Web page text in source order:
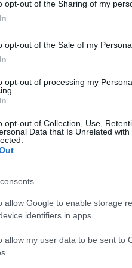
opt-out of the Sharing of my
opt-out of the Sale of my
opt-out of processing my
opt-out of Collection, Use,
Data that Is Unrelated
allow Google to enable storage
identifiers in apps.
allow my user data to be sent to
ez az Örkényben. A
Csúnyul és szépül: ő is
t
csuklyás-félárnyékos
kerekedik fölébe. Jelenése
észjárásról mindent
fiával szolidáris virgoncsága
nem is lehetne, már-már
ám sem ő, sem az
ölébe a megöregedett,
Csontossága, szíjassága,